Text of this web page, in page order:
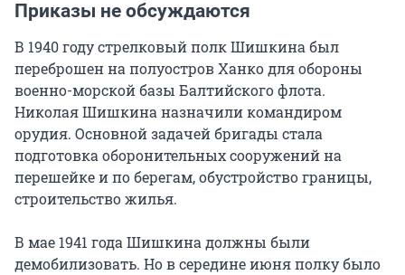
Приказы не обсуждаются
В 1940 году стрелковый полк Шишкина был
переброшен на полуостров Ханко для обороны
военно-морской базы Балтийского флота.
Николая Шишкина назначили командиром
орудия. Основной задачей бригады стала
подготовка оборонительных сооружений на
перешейке и по берегам, обустройство границы,
строительство жилья.
В мае 1941 года Шишкина должны были
демобилизовать. Но в середине июня полку было